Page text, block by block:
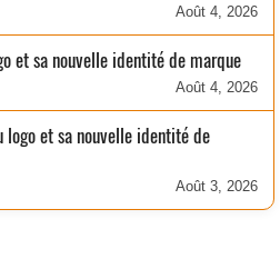
Août 4, 2026
et sa nouvelle identité de marque
Août 4, 2026
logo et sa nouvelle identité de
Août 3, 2026